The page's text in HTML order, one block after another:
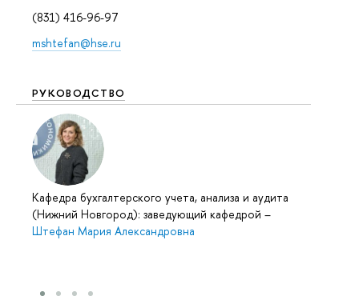
(831) 416-96-97
mshtefan@hse.ru
РУКОВОДСТВО
Кафедра бухгалтерского учета, анализа и аудита
(Нижний Новгород): заведующий кафедрой –
Штефан Мария Александровна